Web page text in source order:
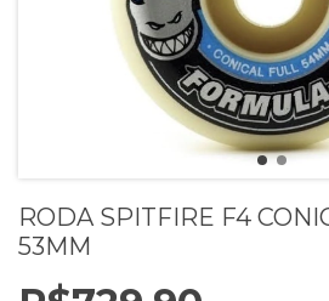
RODA SPITFIRE F4
53MM